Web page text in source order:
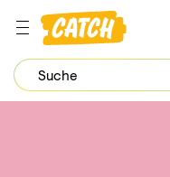
Dein Password